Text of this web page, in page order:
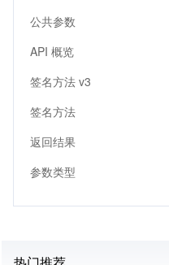
公共参数
API 概览
签名方法 v3
签名方法
返回结果
参数类型